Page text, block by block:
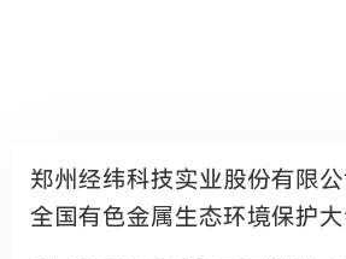
郑州经纬科技实业股份有限
全国有色金属生态环境保护